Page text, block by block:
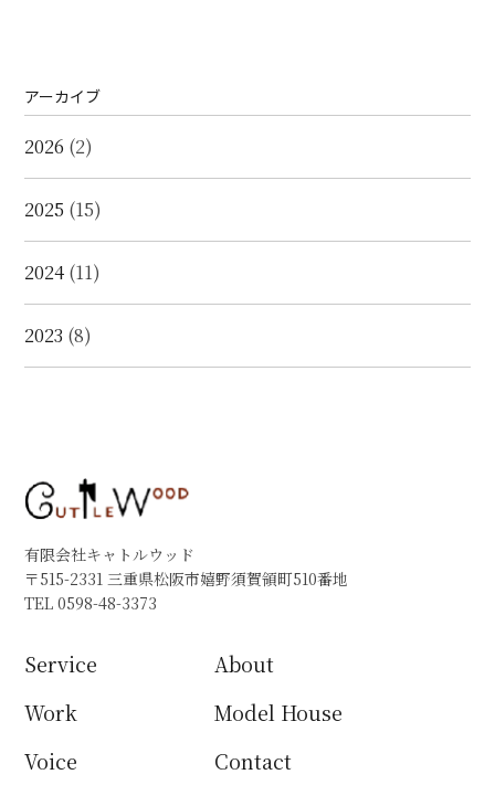
アーカイブ
2026 (2)
2025 (15)
2024 (11)
2023 (8)
有限会社キャトルウッド
〒515-2331 三重県松阪市嬉野須賀領町510番地
TEL 0598-48-3373
Service
About
Work
Model House
Voice
Contact